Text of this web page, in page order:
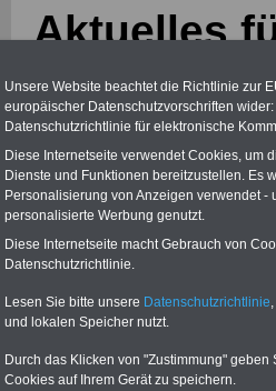
Aktuelles
nicht
sein
neuen
Unsere Website beachtet die Richtlinie zur
europäischer Datenschutzvorschriften
Datenschutzrichtlinie für elektronische
Diese Internetseite verwendet Cookies, um
Dienste und Funktionen bereitzustellen. Es
Personalisierung von Anzeigen verwendet
personalisierte Werbung genutzt.
Diese Internetseite macht Gebrauch von
Datenschutzrichtlinie.
Lesen Sie bitte unsere Datenschutzrichtlinie
und lokalen Speicher nutzt.
Durch das Klicken von "Zustimmung"
Cookies auf Ihrem Gerät zu speichern.